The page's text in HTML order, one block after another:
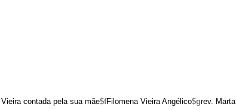
contada pela sua mãe$fFilomena Vieira Angélico$grev. Marta